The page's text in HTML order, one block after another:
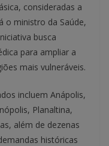
consideradas a
o ministro da Saúde,
busca
para ampliar a
mais vulneráveis.
incluem Anápolis,
Planaltina,
além de dezenas
históricas